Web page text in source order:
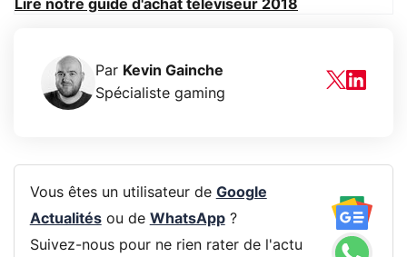
Lire notre guide d'achat téléviseur 2018
Par Kevin Gainche
Spécialiste gaming
Vous êtes un utilisateur de Google
Actualitésou de WhatsApp?
Suivez-nous pour ne rien rater de l'actu